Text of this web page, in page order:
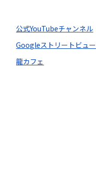
公式YouTubeチャンネル
Googleストリートビュー
龍カフェ